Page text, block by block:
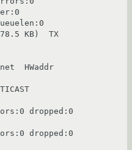
txqueuelen:0
HWaddr